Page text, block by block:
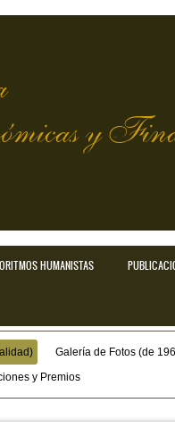
y
HUMANISTAS
Galería de Fotos (de
y Premios